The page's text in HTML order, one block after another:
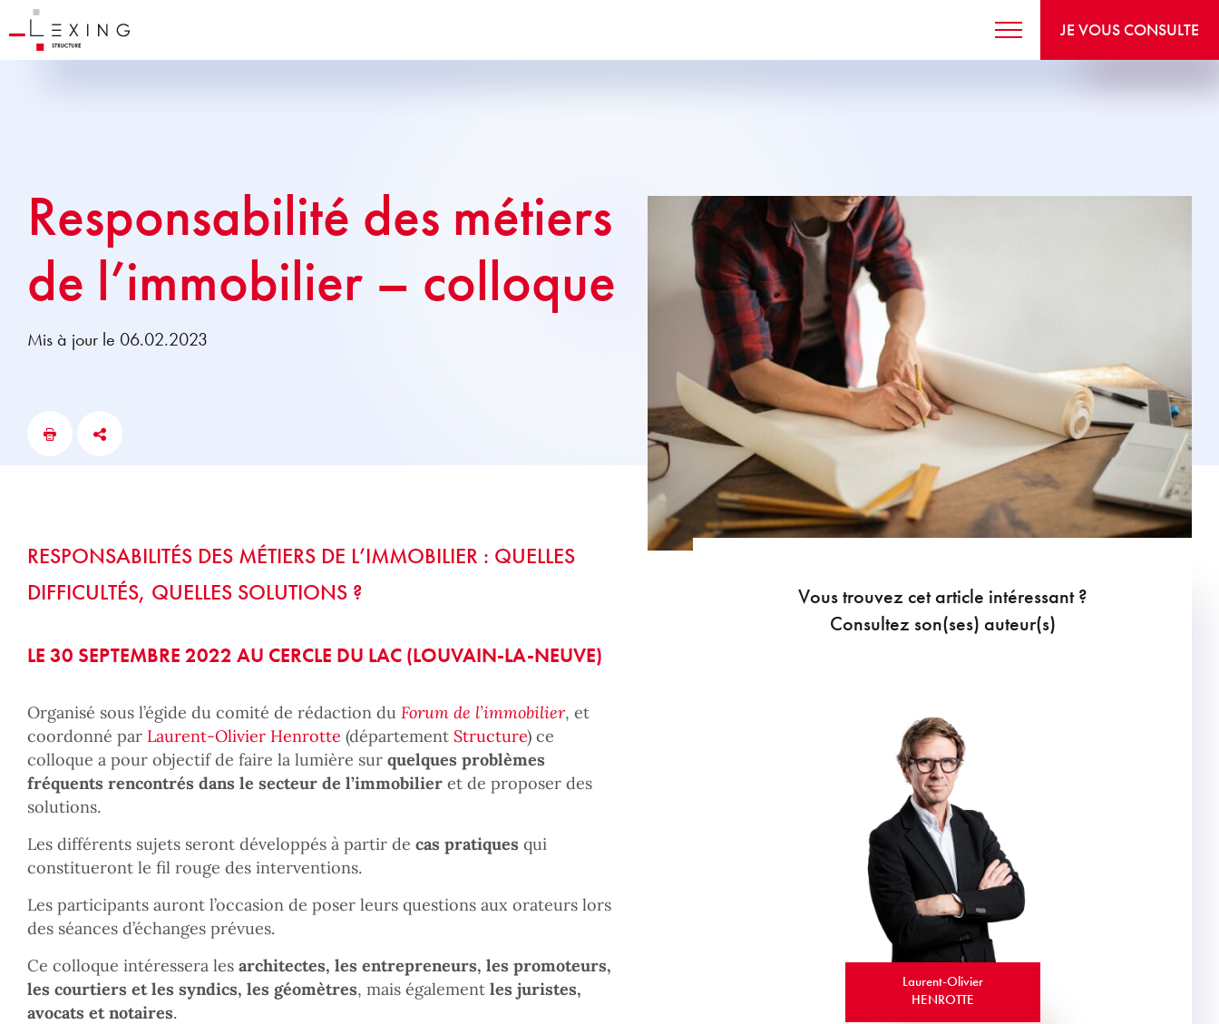
JE VOUS CONSULTE
Responsabilité des métiers
de l’immobilier – colloque
Mis à jour le 06.02.2023
RESPONSABILITÉS DES MÉTIERS DE L’IMMOBILIER : QUELLES
DIFFICULTÉS, QUELLES SOLUTIONS ?
LE 30 SEPTEMBRE 2022 AU CERCLE DU LAC (LOUVAIN-LA-NEUVE)
Organisé sous l’égide du comité de rédaction du Forum de l’immobilier, et
coordonné par Laurent-Olivier Henrotte (département Structure) ce
colloque a pour objectif de faire la lumière sur quelques problèmes
fréquents rencontrés dans le secteur de l’immobilier et de proposer des
solutions.
Les différents sujets seront développés à partir de cas pratiques qui
constitueront le fil rouge des interventions.
Les participants auront l’occasion de poser leurs questions aux orateurs lors
des séances d’échanges prévues.
Ce colloque intéressera les architectes, les entrepreneurs, les promoteurs,
les courtiers et les syndics, les géomètres, mais également les juristes,
avocats et notaires.
Vous trouvez cet article intéressant ?
Consultez son(ses) auteur(s)
Laurent-Olivier
HENROTTE